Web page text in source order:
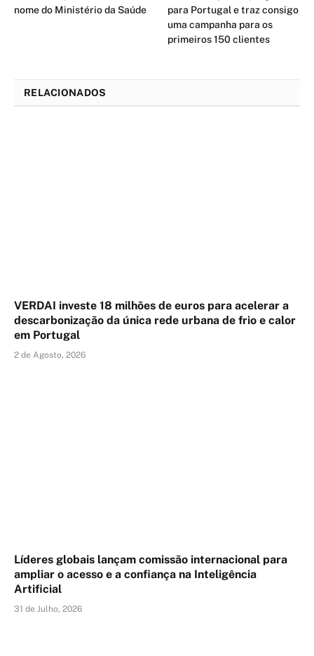
nome do Ministério da Saúde
para Portugal e traz consigo
uma campanha para os
primeiros 150 clientes
RELACIONADOS
VERDAI investe 18 milhões de euros para acelerar a
descarbonização da única rede urbana de frio e calor
em Portugal
2 de Agosto, 2026
Líderes globais lançam comissão internacional para
ampliar o acesso e a confiança na Inteligência
Artificial
31 de Julho, 2026